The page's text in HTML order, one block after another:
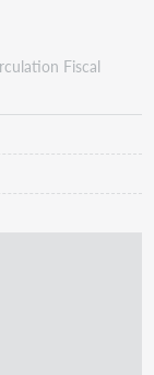
Fiscal